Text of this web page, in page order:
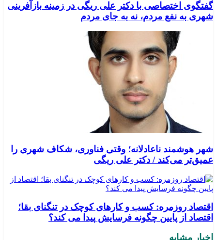
گفتگوی اختصاصی با دکتر علی ریگی در زمینه بازآفرینی
شهری به نفع مردم، نه به جای مردم
شهر هوشمند ناعادلانه؛ وقتی فناوری، شکاف شهری را
عمیق‌تر می‌کند / دکتر علی ریگی
اقتصاد روزمره: کسب‌ و کارهای کوچک در تنگنای بقا؛
اقتصاد از پایین چگونه فرسایش پیدا می کند؟
اخبار مشابه